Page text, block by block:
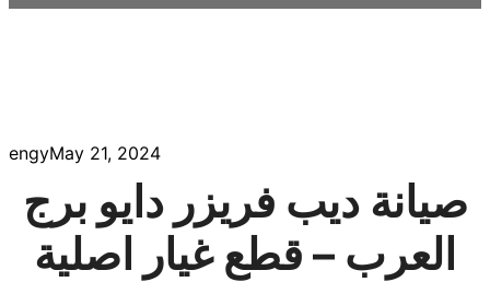
engyMay 21, 2024
صيانة ديب فريزر دايو برج
العرب – قطع غيار اصلية